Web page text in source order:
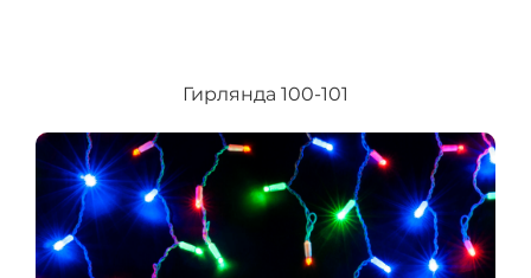
Гирлянда 100-101